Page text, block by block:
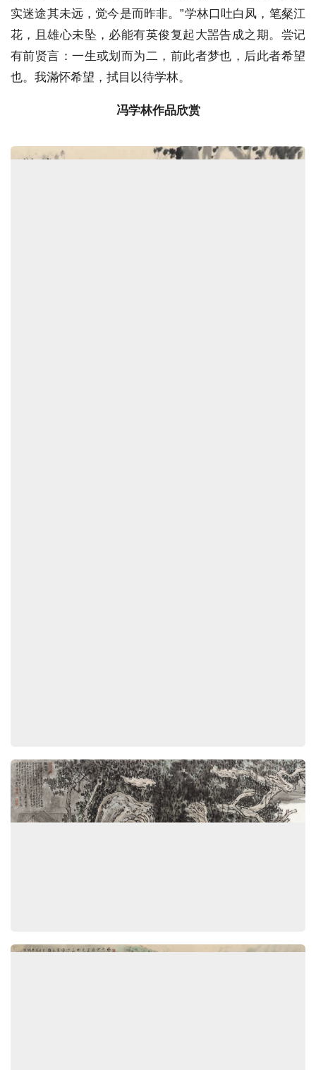
实迷途其未远，觉今是而昨非。”学林口吐白凤，笔粲江
花，且雄心未坠，必能有英俊复起大噐告成之期。尝记
有前贤言：一生或划而为二，前此者梦也，后此者希望
也。我滿怀希望，拭目以待学林。
冯学林作品欣赏